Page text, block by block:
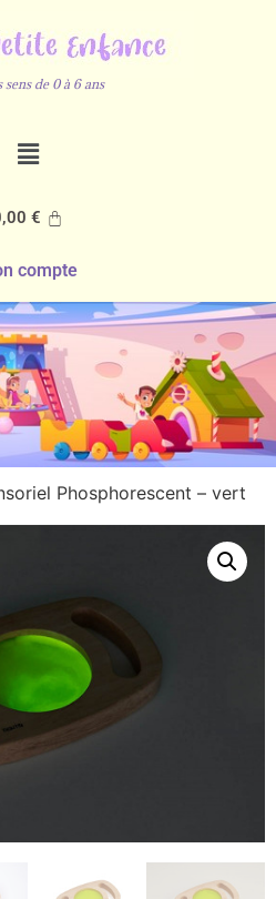
sens de 0 à 6 ans
€
compte
Phosphorescent – vert